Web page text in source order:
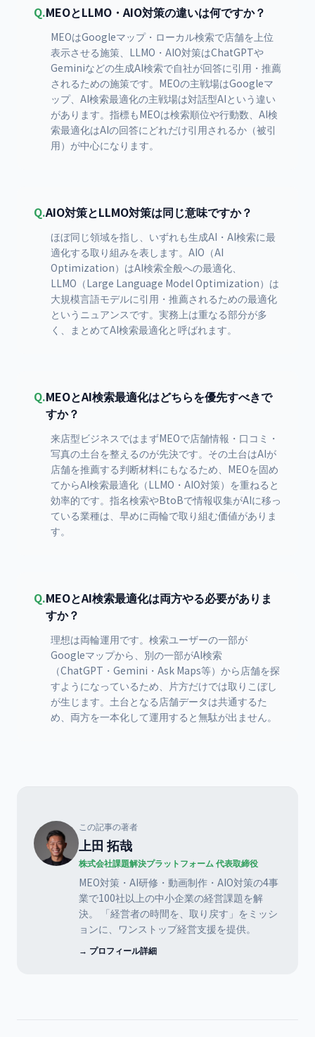
Q.MEOとLLMO・AIO対策の違いは何ですか？
MEOはGoogleマップ・ローカル検索で店舗を上位
表示させる施策、LLMO・AIO対策はChatGPTや
Geminiなどの生成AI検索で自社が回答に引用・推薦
されるための施策です。MEOの主戦場はGoogleマ
ップ、AI検索最適化の主戦場は対話型AIという違い
があります。指標もMEOは検索順位や行動数、AI検
索最適化はAIの回答にどれだけ引用されるか（被引
用）が中心になります。
Q.AIO対策とLLMO対策は同じ意味ですか？
ほぼ同じ領域を指し、いずれも生成AI・AI検索に最
適化する取り組みを表します。AIO（AI
Optimization）はAI検索全般への最適化、
LLMO（Large Language Model Optimization）は
大規模言語モデルに引用・推薦されるための最適化
というニュアンスです。実務上は重なる部分が多
く、まとめてAI検索最適化と呼ばれます。
Q.MEOとAI検索最適化はどちらを優先すべきで
すか？
来店型ビジネスではまずMEOで店舗情報・口コミ・
写真の土台を整えるのが先決です。その土台はAIが
店舗を推薦する判断材料にもなるため、MEOを固め
てからAI検索最適化（LLMO・AIO対策）を重ねると
効率的です。指名検索やBtoBで情報収集がAIに移っ
ている業種は、早めに両輪で取り組む価値がありま
す。
Q.MEOとAI検索最適化は両方やる必要がありま
すか？
理想は両輪運用です。検索ユーザーの一部が
Googleマップから、別の一部がAI検索
（ChatGPT・Gemini・Ask Maps等）から店舗を探
すようになっているため、片方だけでは取りこぼし
が生じます。土台となる店舗データは共通するた
め、両方を一本化して運用すると無駄が出ません。
この記事の著者
上田 拓哉
株式会社課題解決プラットフォーム 代表取締役
MEO対策・AI研修・動画制作・AIO対策の4事
業で100社以上の中小企業の経営課題を解
決。 「経営者の時間を、取り戻す」をミッシ
ョンに、ワンストップ経営支援を提供。
→ プロフィール詳細